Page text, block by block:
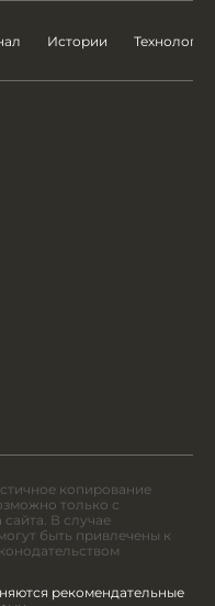
Истории Технологии
копирование
только с
В случае
быть привлечены к
рекомендательные